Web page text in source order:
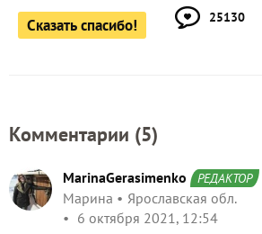
Сказать спасибо! 25130
Комментарии (5)
MarinaGerasimenko РЕДАКТОР
Марина
Ярославская обл.
6 октября 2021, 12:54